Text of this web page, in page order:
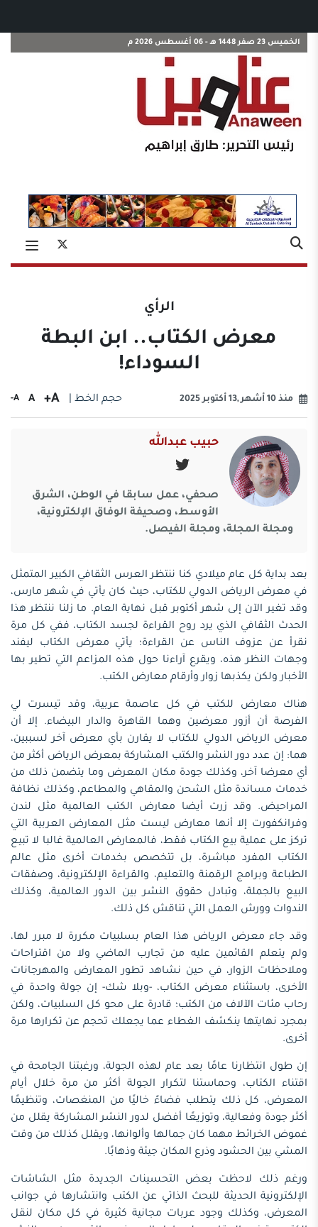
الخميس 23 صفر 1448 هـ - 06 أغسطس 2026 م
الرأي
معرض الكتاب.. ابن البطة
السوداء!
منذ 10 أشهر ,13 أكتوبر 2025 حجم الخط | A+
A
A-
حبيب عبدالله
صحفي، عمل سابقا في الوطن، الشرق
الأوسط، وصحيفة الوفاق الإلكترونية،
ومجلة المجلة، ومجلة الفيصل.
بعد بداية كل عام ميلادي كنا ننتظر العرس الثقافي الكبير المتمثل
في معرض الرياض الدولي للكتاب، حيث كان يأتي في شهر مارس،
وقد تغير الآن إلى شهر أكتوبر قبل نهاية العام. ما زلنا ننتظر هذا
الحدث الثقافي الذي يرد روح القراءة لجسد الكتاب، ففي كل مرة
نقرأ عن عزوف الناس عن القراءة؛ يأتي معرض الكتاب ليفند
وجهات النظر هذه، ويقرع آراءنا حول هذه المزاعم التي تطير بها
الأخبار ولكن يكذبها زوار وأرقام معارض الكتب.
هناك معارض للكتب في كل عاصمة عربية، وقد تيسرت لي
الفرصة أن أزور معرضين وهما القاهرة والدار البيضاء. إلا أن
معرض الرياض الدولي للكتاب لا يقارن بأي معرض آخر لسببين،
هما: إن عدد دور النشر والكتب المشاركة بمعرض الرياض أكثر من
أي معرضا آخر، وكذلك جودة مكان المعرض وما يتضمن ذلك من
خدمات مساندة مثل الشحن والمقاهي والمطاعم، وكذلك نظافة
المراحيض. وقد زرت أيضا معارض الكتب العالمية مثل لندن
وفرانكفورت إلا أنها معارض ليست مثل المعارض العربية التي
تركز على عملية بيع الكتاب فقط، فالمعارض العالمية غالبا لا تبيع
الكتاب المفرد مباشرة، بل تتخصص بخدمات أخرى مثل عالم
الطباعة وبرامج الرقمنة والتعليم، والقراءة الإلكترونية، وصفقات
البيع بالجملة، وتبادل حقوق النشر بين الدور العالمية، وكذلك
الندوات وورش العمل التي تناقش كل ذلك.
وقد جاء معرض الرياض هذا العام بسلبيات مكررة لا مبرر لها،
ولم يتعلم القائمين عليه من تجارب الماضي ولا من اقتراحات
وملاحظات الزوار، في حين نشاهد تطور المعارض والمهرجانات
الأخرى، باستثناء معرض الكتاب، -وبلا شك- إن جولة واحدة في
رحاب مئات الآلاف من الكتب؛ قادرة على محو كل السلبيات، ولكن
بمجرد نهايتها ينكشف الغطاء عما يجعلك تحجم عن تكرارها مرة
أخرى.
إن طول انتظارنا عامًا بعد عام لهذه الجولة، ورغبتنا الجامحة في
اقتناء الكتاب، وحماستنا لتكرار الجولة أكثر من مرة خلال أيام
المعرض، كل ذلك يتطلب فضاءً خاليًا من المنغصات، وتنظيمًا
أكثر جودة وفعالية، وتوزيعًا أفضل لدور النشر المشاركة يقلل من
غموض الخرائط مهما كان جمالها وألوانها، ويقلل كذلك من وقت
المشي بين الحشود وذرع المكان جيئة وذهابًا.
ورغم ذلك لاحظت بعض التحسينات الجديدة مثل الشاشات
الإلكترونية الحديثة للبحث الذاتي عن الكتب وانتشارها في جوانب
المعرض، وكذلك وجود عربات مجانية كثيرة في كل مكان لنقل